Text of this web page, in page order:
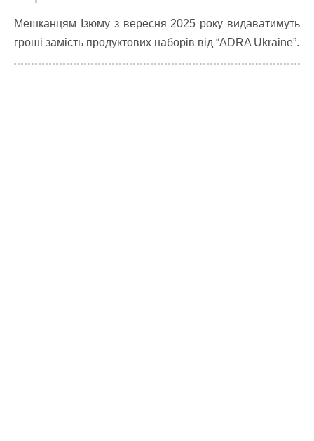
Мешканцям Ізюму з вересня 2025 року видаватимуть
гроші замість продуктових наборів від “ADRA Ukraine”.